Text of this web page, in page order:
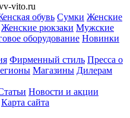
vito.ru
обувь Сумки Женские
Женские рюкзаки Мужские
оборудование Новинки
Фирменный стиль Пресса о
Магазины Дилерам
Новости и акции
Карта сайта